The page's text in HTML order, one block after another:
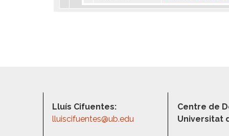
Lluís Cifuentes:
lluiscifuentes@ub.edu
Centre de
Universitat